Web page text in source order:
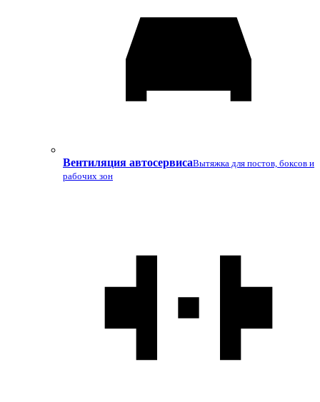
Вентиляция автосервисаВытяжка для постов, боксов и
рабочих зон